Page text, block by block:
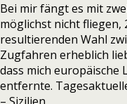
Bei mir fängt es mit
möglichst nicht fliegen,
resultierenden Wahl
Zugfahren erheblich
dass mich europäische
entfernte.